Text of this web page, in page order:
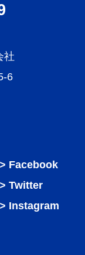
社
6
Facebook
Twitter
Instagram